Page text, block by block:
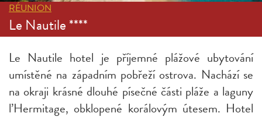
RÉUNION
Le Nautile ****
Le Nautile hotel je příjemné plážové ubytování
umístěné na západním pobřeží ostrova. Nachází se
na okraji krásné dlouhé písečné části pláže a laguny
l’Hermitage, obklopené korálovým útesem. Hotel